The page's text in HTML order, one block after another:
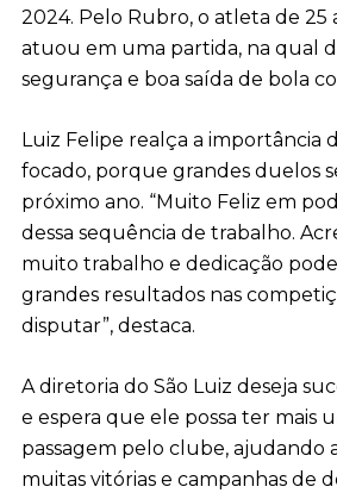
2024. Pelo Rubro, o atleta de 25
atuou em uma partida, na qual
segurança e boa saída de bola
Luiz Felipe realça a importância
focado, porque grandes duelos
próximo ano. “Muito Feliz em
dessa sequência de trabalho.
muito trabalho e dedicação
grandes resultados nas
disputar”, destaca.
A diretoria do São Luiz deseja
e espera que ele possa ter mais
passagem pelo clube, ajudando
muitas vitórias e campanhas de